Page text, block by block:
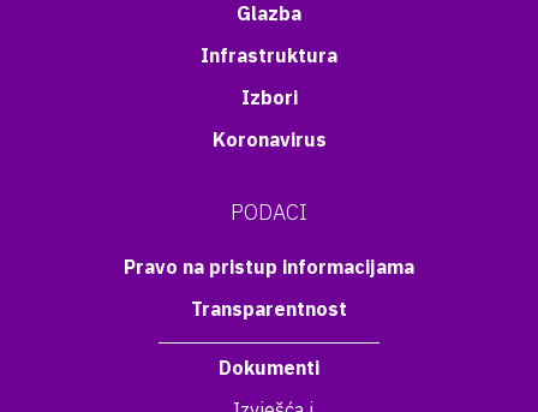
Glazba
Infrastruktura
Izbori
Koronavirus
PODACI
Pravo na pristup informacijama
Transparentnost
Dokumenti